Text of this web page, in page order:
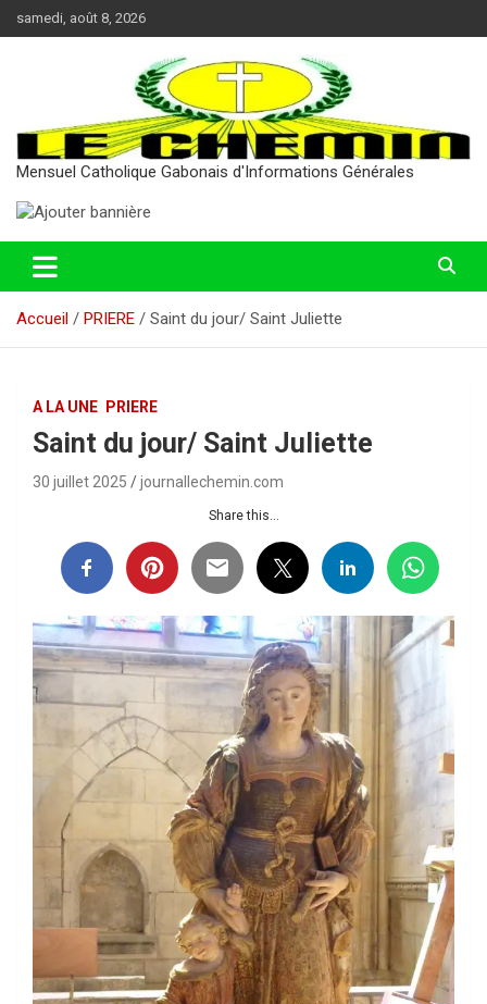
au
samedi, août 8, 2026
Mensuel Catholique Gabonais d'Informations Générales
Accueil PRIERE Saint du jour/ Saint Juliette
A LA UNE PRIERE
Saint du jour/ Saint Juliette
30 juillet 2025 journallechemin.com
Share this...